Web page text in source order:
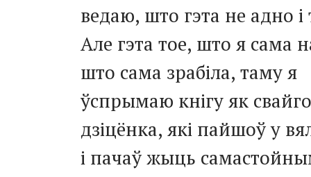
ведаю, што гэта не адно і
Але гэта тое, што я сама
што сама зрабіла, таму я
ўспрымаю кнігу як свайго
дзіцёнка, які пайшоў у
і пачаў жыць